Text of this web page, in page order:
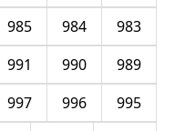
983
984
985
989
990
991
995
996
997